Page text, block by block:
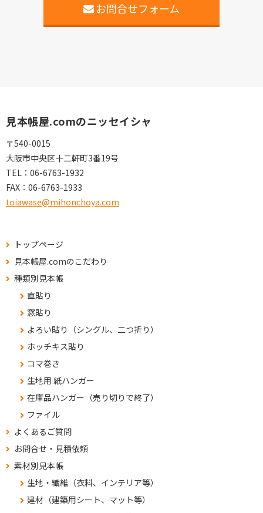
お問合せフォーム
見本帳屋.comのニッセイシャ
〒540-0015
大阪市中央区十二軒町3番19号
TEL： 06-6763-1932
FAX： 06-6763-1933
toiawase@mihonchoya.com
トップページ
見本帳屋.comのこだわり
種類別見本帳
直貼り
窓貼り
よろい貼り（シングル、二つ折り）
ホッチキス貼り
コマ巻き
生地用 紙ハンガー
在庫品ハンガー（売り切りで終了）
ファイル
よくあるご質問
お問合せ・見積依頼
素材別見本帳
生地・繊維（衣料、インテリア等）
建材（建築用シート、マット等）